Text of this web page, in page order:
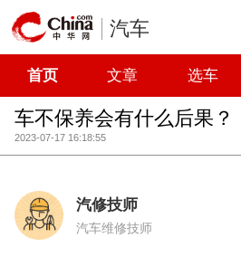
汽车
首页 文章 选车
车不保养会有什么后果？
2023-07-17 16:18:55
汽修技师
汽车维修技师